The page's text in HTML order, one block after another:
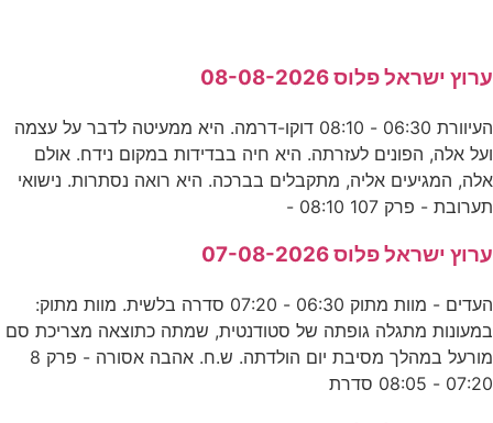
ערוץ ישראל פלוס 08-08-2026
העיוורת 06:30 - 08:10 דוקו-דרמה. היא ממעיטה לדבר על עצמה
ועל אלה, הפונים לעזרתה. היא חיה בבדידות במקום נידח. אולם
אלה, המגיעים אליה, מתקבלים בברכה. היא רואה נסתרות. נישואי
תערובת - פרק 107 08:10 -
ערוץ ישראל פלוס 07-08-2026
העדים - מוות מתוק 06:30 - 07:20 סדרה בלשית. מוות מתוק:
במעונות מתגלה גופתה של סטודנטית, שמתה כתוצאה מצריכת סם
מורעל במהלך מסיבת יום הולדתה. ש.ח. אהבה אסורה - פרק 8
07:20 - 08:05 סדרת